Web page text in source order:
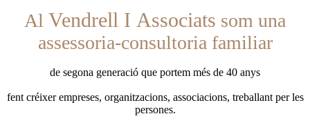
Al Vendrell I Associats som una
assessoria-consultoria familiar
de segona generació que portem més de 40 anys
fent créixer empreses, organitzacions, associacions, treballant per les
persones.